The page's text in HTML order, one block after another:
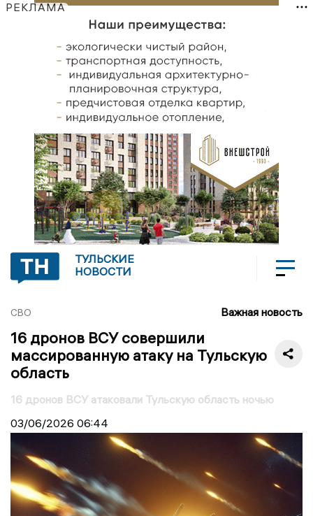
РЕКЛАМА
ТУЛЬСКИЕ
НОВОСТИ
СВО Важная новость
16 дронов ВСУ совершили
массированную атаку на Тульскую
область
16 дронов ВСУ атаковали Тульскую область ночью
03/06/2026 06:44